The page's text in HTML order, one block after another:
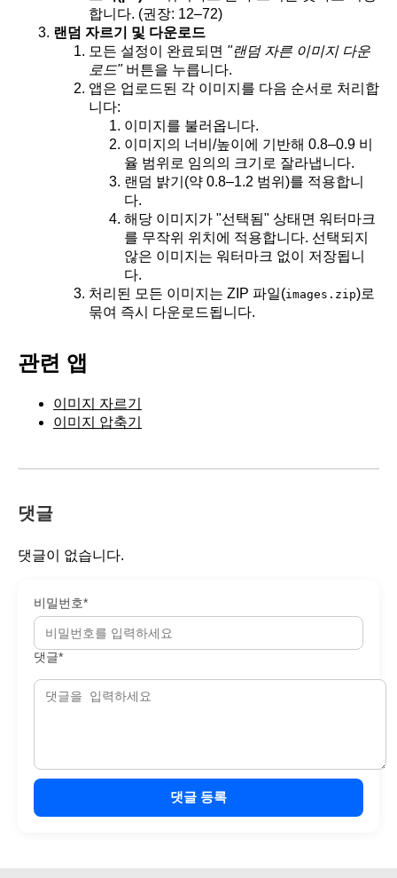
합니다. (권장: 12–72)
랜덤 자르기 및 다운로드
모든 설정이 완료되면 "랜덤 자른 이미지 다운
로드"버튼을 누릅니다.
앱은 업로드된 각 이미지를 다음 순서로 처리합
니다:
이미지를 불러옵니다.
이미지의 너비/높이에 기반해 0.8–0.9 비
율 범위로 임의의 크기로 잘라냅니다.
랜덤 밝기(약 0.8–1.2 범위)를 적용합니
다.
해당 이미지가 "선택됨" 상태면 워터마크
를 무작위 위치에 적용합니다. 선택되지
않은 이미지는 워터마크 없이 저장됩니
다.
처리된 모든 이미지는 ZIP 파일(images.zip)로
묶여 즉시 다운로드됩니다.
관련 앱
이미지 자르기
이미지 압축기
댓글
댓글이 없습니다.
비밀번호*
댓글*
댓글 등록